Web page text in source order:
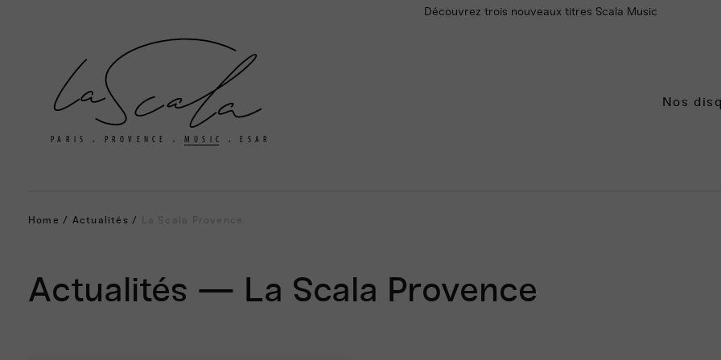
❓ Un doute, une question ? Contactez-nous !
PARIS • PROVENCE • MUSIC • ESAR
Nos
Home / Actualités / La Scala Provence
Actualités — La Scala Provence